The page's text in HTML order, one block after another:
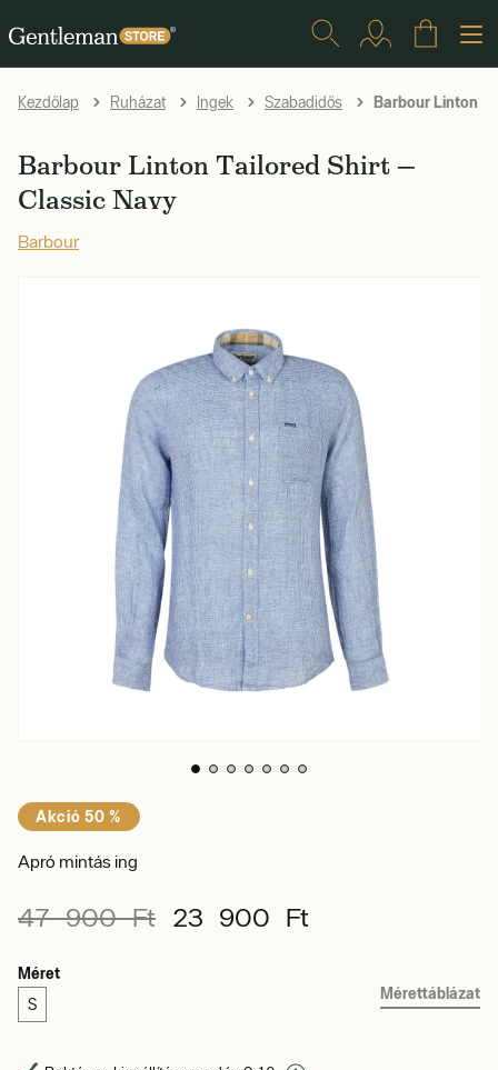
Kezdőlap Ruházat Ingek Szabadidős Barbour Linton
Barbour Linton Tailored Shirt —
Classic Navy
Barbour
Akció 50 %
Apró mintás ing
47 900 Ft 23 900 Ft
Méret
S
Mérettáblázat